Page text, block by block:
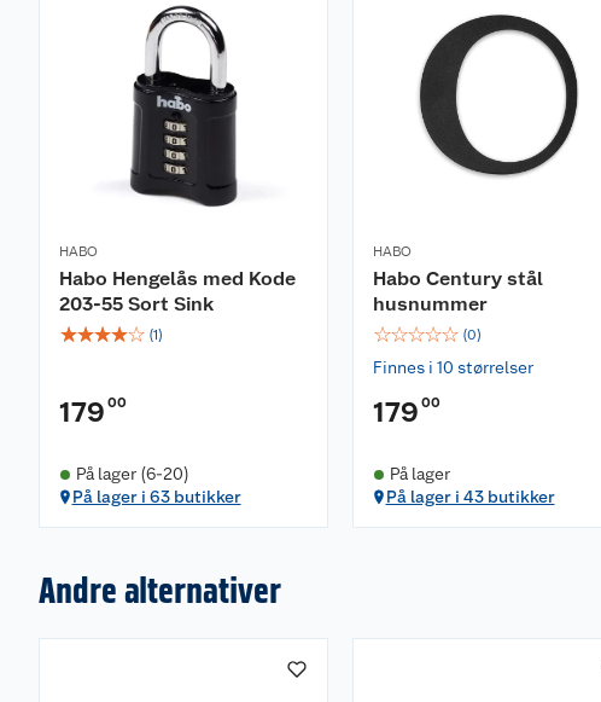
HABO
Habo Hengelås med Kode
203-55 Sort Sink
☆☆☆☆☆ (1)
179 00
På lager (6-20)
På lager i 63 butikker
HABO
Habo Century stål
husnummer
☆☆☆☆☆ (0)
Finnes i 10 størrelser
179 00
På lager
På lager i 43 butikker
Andre alternativer